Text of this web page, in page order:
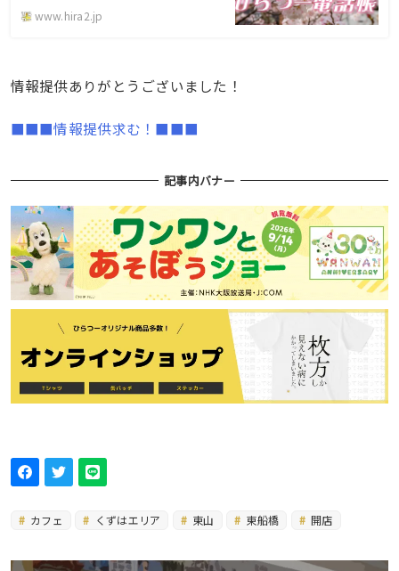
www.hira2.jp
情報提供ありがとうございました！
■■■情報提供求む！■■■
記事内バナー
カフェ くずはエリア 東山 東船橋 開店